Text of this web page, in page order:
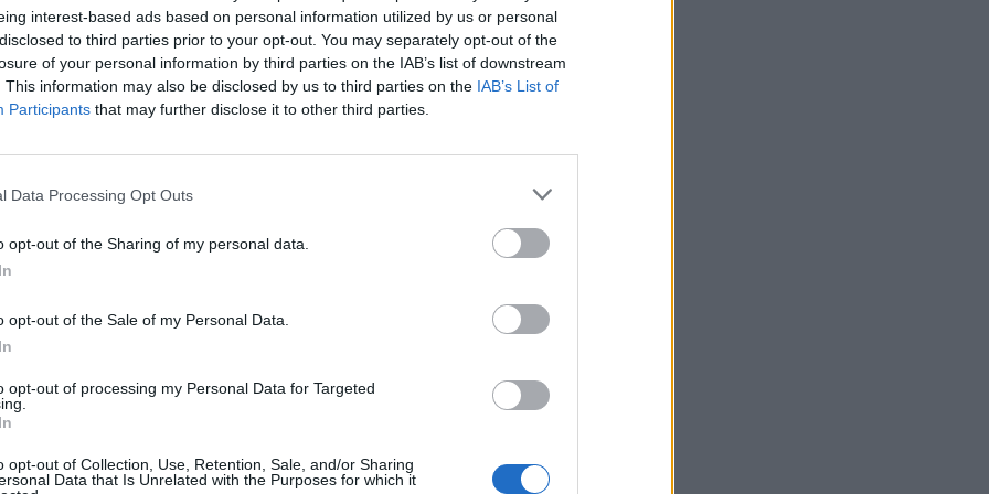
interest-based ads based on personal information utilized by us or personal
to third parties prior to your opt-out. You may separately opt-out of the
of your personal information by third parties on the IAB’s list of downstream
This information may also be disclosed by us to third parties on the IAB’s List of
Participants that may further disclose it to other third parties.
Data Processing Opt Outs
opt-out of the Sharing of my personal data.
opt-out of the Sale of my Personal Data.
opt-out of processing my Personal Data for Targeted
opt-out of Collection, Use, Retention, Sale, and/or Sharing
Data that Is Unrelated with the Purposes for which it
Evy Hornyákové ze Slovenska. Fenomenální
zatímco Duo Suono, tedy virtuosky Anna Paulová
Hvožďanech.
v Galerii L. Kuby v Březnici přinese ryze jazzový
Band. Český kontrabasista Indi Stivín pak zavítá do
přivede na scénu houslového virtuosa Josefa Mráčka
s komorním ensemblem Arti Allegre. Tento koncert
soutěže HFAD.
připravuje pro děti a mládež třetí díl „Putování po
Pro studenty ZUŠ je připraven druhý ročník
Klánským.
programů v mateřských, základních a středních školách,